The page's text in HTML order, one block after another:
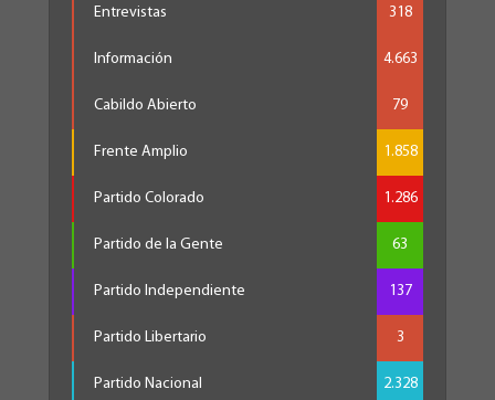
Entrevistas 318
Información 4.663
Cabildo Abierto 79
Frente Amplio 1.858
Partido Colorado 1.286
Partido de la Gente 63
Partido Independiente 137
Partido Libertario 3
Partido Nacional 2.328